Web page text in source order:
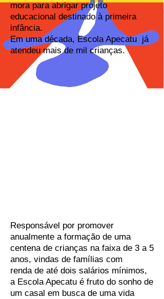
mora para abrigar projeto
educacional destinado à primeira
infância.
Em uma década, Escola Apecatu já
atendeu mais de mil crianças.
Os fundadores Rudi Böhm e Stela Gris
A equipe do ensino
Responsável por promover
anualmente a formação de uma
centena de crianças na faixa de 3 a 5
anos, vindas de famílias com
renda de até dois salários mínimos,
a Escola Apecatu é fruto do sonho de
um casal em busca de uma vida